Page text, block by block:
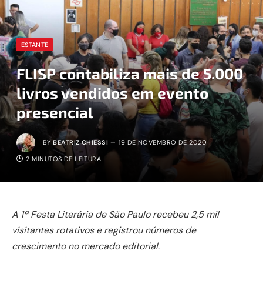
ESTANTE
FLISP contabiliza mais de 5.000
livros vendidos em evento
presencial
BY BEATRIZ CHIESSI 19 DE NOVEMBRO DE 2020
2 MINUTOS DE LEITURA
A 1ª Festa Literária de São Paulo recebeu 2,5 mil
visitantes rotativos e registrou números de
crescimento no mercado editorial.